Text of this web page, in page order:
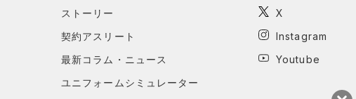
ストーリー
契約アスリート
最新コラム・ニュース
ユニフォームシミュレーター
X
Instagram
Youtube